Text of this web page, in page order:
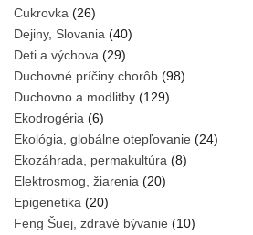
Cukrovka (26)
Dejiny, Slovania (40)
Deti a výchova (29)
Duchovné príčiny chorôb (98)
Duchovno a modlitby (129)
Ekodrogéria (6)
Ekológia, globálne otepľovanie (24)
Ekozáhrada, permakultúra (8)
Elektrosmog, žiarenia (20)
Epigenetika (20)
Feng Šuej, zdravé bývanie (10)